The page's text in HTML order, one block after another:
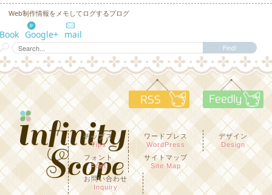
Web制作情報をメモしてログするブログ
Google+ mail
RSS
チップス
Tips
ワードプレス
WordPress
デザイン
Design
フォント
Font
サイトマップ
Site Map
お問い合わせ
Inquiry